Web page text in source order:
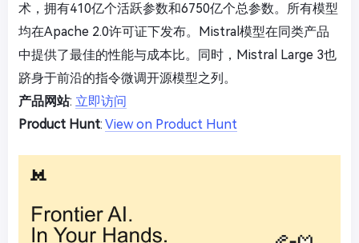
术，拥有410亿个活跃参数和6750亿个总参数。所有模型
均在Apache 2.0许可证下发布。Mistral模型在同类产品
中提供了最佳的性能与成本比。同时，Mistral Large 3也
跻身于前沿的指令微调开源模型之列。
产品网站: 立即访问
Product Hunt: View on Product Hunt